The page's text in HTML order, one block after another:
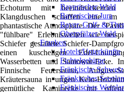
Echoturm mit
Klangduschen schaffen eine
phantastische Atmosphäre. Der
"fühlbare" Erlebniswelten wie
Schiefer gestaltete Schiefer-
einen kuscheligen Edel-
Wasserbetten und Samowar-Ecke.
Finnische Feuersauna,
Kräutersauna in urigen Kelo-
gemütliche Kaminecke mit
Bayerischer Wald
Bayerischer Jura
Bayer. Golf- &
Oberpfälzer Wald
Franken
Hotels/Unterkünfte
Fichtelgebirge
Fränkische Schweiz
Fränkisches
Fränkisches